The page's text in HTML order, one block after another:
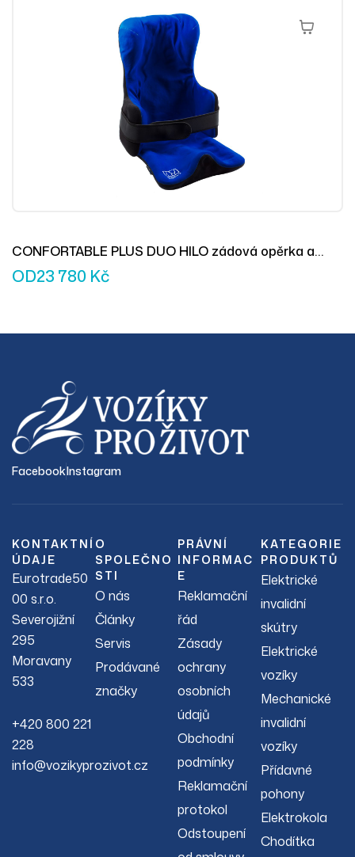
Výběr
CONFORTABLE PLUS DUO HILO zádová opěrka a
sedák
OD23 780 Kč
FacebookInstagram
KONTAKTNÍ
ÚDAJE
Eurotrade50
00 s.r.o.
Severojižní
295
Moravany
533
+420 800 221
228
info@vozikyprozivot.cz
O
SPOLEČNO
STI
O nás
Články
Servis
Prodávané
značky
PRÁVNÍ
INFORMAC
E
Reklamační
řád
Zásady
ochrany
osobních
údajů
Obchodní
podmínky
Reklamační
protokol
Odstoupení
KATEGORIE
PRODUKTŮ
Elektrické
invalidní
skútry
Elektrické
vozíky
Mechanické
invalidní
vozíky
Přídavné
pohony
Elektrokola
Chodítka